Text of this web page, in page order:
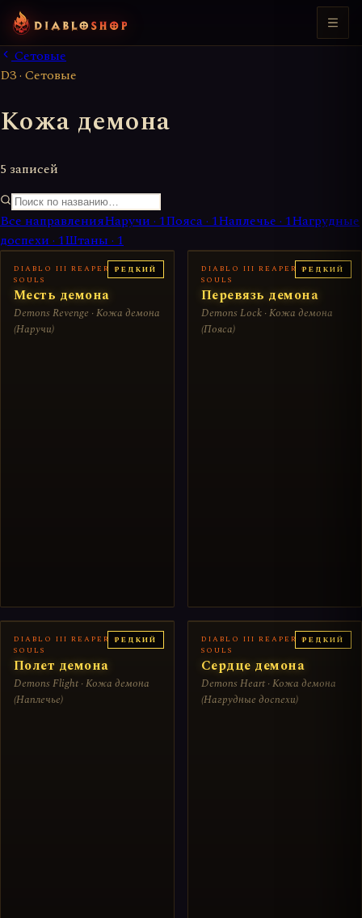
Сетовые
D3 · Сетовые
Кожа демона
5 записей
Все направленияНаручи·1Пояса·1Наплечье·1Нагрудные
доспехи·1Штаны·1
РЕДКИЙ
DIABLO III REAPER OF
SOULS
Месть демона
Demons Revenge · Кожа демона
(Наручи)
РЕДКИЙ
DIABLO III REAPER OF
SOULS
Перевязь демона
Demons Lock · Кожа демона
(Пояса)
РЕДКИЙ
DIABLO III REAPER OF
SOULS
Полет демона
Demons Flight · Кожа демона
(Наплечье)
РЕДКИЙ
DIABLO III REAPER OF
SOULS
Сердце демона
Demons Heart · Кожа демона
(Нагрудные доспехи)